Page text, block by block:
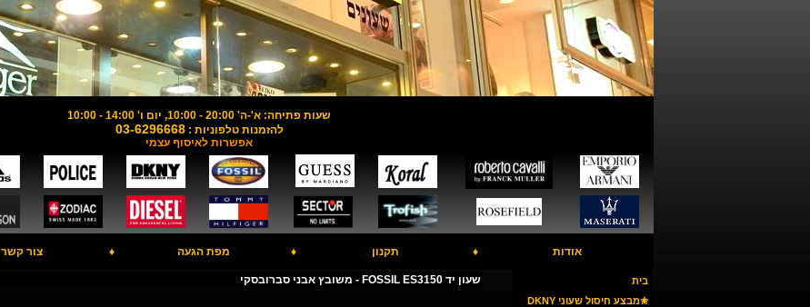
שעות פתיחה: א'-ה' 20:00 - 10:00, יום ו' 14:00 - 10:00
להזמנות טלפוניות :03-6296668
אפשרות לאיסוף עצמי
אודות ♦ תקנון ♦ מפת הגעה ♦ צור קשר
בית
✬מבצע חיסול שעוני DKNY
שעון יד FOSSIL ES3150 - משובץ אבני סברובסקי